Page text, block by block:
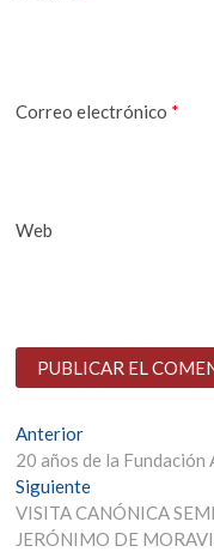
Correo electrónico *
Web
Navegación
de
entradas
AnteriorEntrada
anterior:
20 años de la Fundación
SiguienteEntrada
siguiente:
VISITA CANÓNICA
JERÓNIMO DE